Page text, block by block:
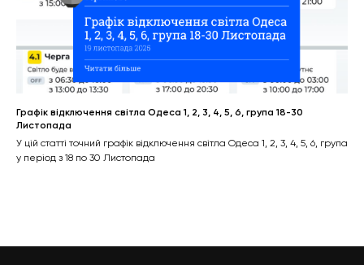
Графік відключення світла Одеса 1, 2, 3, 4, 5, 6, група 18-30
Листопада
У цій статті точний графік відключення світла Одеса 1, 2, 3, 4, 5, 6, група
у період з 18 по 30 Листопада